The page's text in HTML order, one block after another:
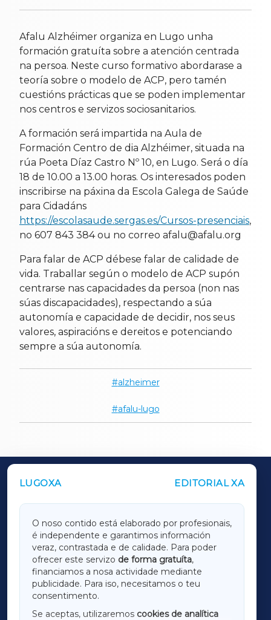
Afalu Alzhéimer organiza en Lugo unha
formación gratuíta sobre a atención centrada
na persoa. Neste curso formativo abordarase a
teoría sobre o modelo de ACP, pero tamén
cuestións prácticas que se poden implementar
nos centros e servizos sociosanitarios.
A formación será impartida na Aula de
Formación Centro de dia Alzhéimer, situada na
rúa Poeta Díaz Castro Nº 10, en Lugo. Será o día
18 de 10.00 a 13.00 horas. Os interesados poden
inscribirse na páxina da Escola Galega de Saúde
para Cidadáns
https://escolasaude.sergas.es/Cursos-presenciais,
no 607 843 384 ou no correo afalu@afalu.org
Para falar de ACP débese falar de calidade de
vida. Traballar según o modelo de ACP supón
centrarse nas capacidades da persoa (non nas
súas discapacidades), respectando a súa
autonomía e capacidade de decidir, nos seus
valores, aspiracións e dereitos e potenciando
sempre a súa autonomía.
alzheimer
afalu-lugo
LUGOXA EDITORIAL XA
O noso contido está elaborado por profesionais,
é independente e garantimos información
veraz, contrastada e de calidade. Para poder
ofrecer este servizo de forma gratuíta,
financiamos a nosa actividade mediante
publicidade. Para iso, necesitamos o teu
consentimento.
Se aceptas, utilizaremos cookies de analítica
OUTROS PERIÓDICOS
LUGOXA
TERRACHAXA